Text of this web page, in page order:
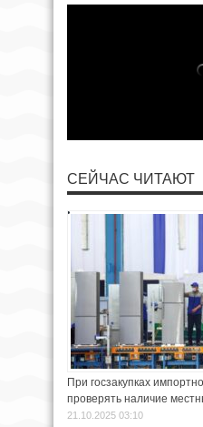
СЕЙЧАС ЧИТАЮТ
При госзакупках
проверять наличие
21.10.2025 03:10